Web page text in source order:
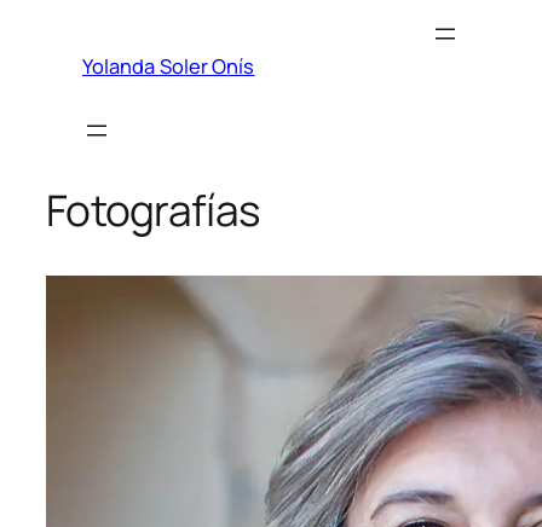
contenido
Yolanda Soler Onís
Fotografías